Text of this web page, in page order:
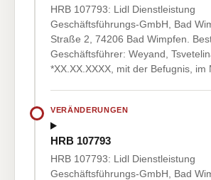
HRB 107793: Lidl Dienstleistung
Geschäftsführungs-GmbH, Bad
Straße 2, 74206 Bad Wimpfen.
Geschäftsführer: Weyand,
*XX.XX.XXXX, mit der Befugnis,
VERÄNDERUNGEN
HRB 107793
HRB 107793: Lidl Dienstleistung
Geschäftsführungs-GmbH, Bad